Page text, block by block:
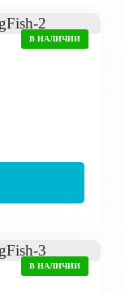
В НАЛИЧИИ
В НАЛИЧИИ